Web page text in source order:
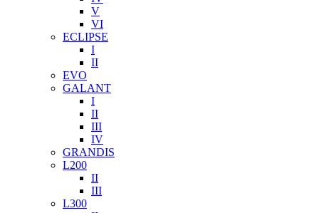
V
VI
ECLIPSE
I
II
EVO
GALANT
I
II
III
IV
GRANDIS
L200
II
III
L300